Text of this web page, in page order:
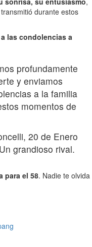
durante estos
las condolencias a
profundamente
y enviamos
a la familia
momentos de
20 de Enero
grandioso rival.
para el 58. Nadie te olvida